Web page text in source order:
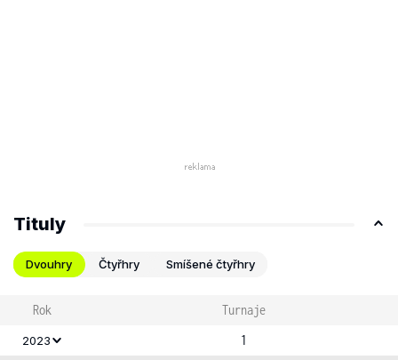
Tituly
Dvouhry Čtyřhry Smíšené čtyřhry
Rok Turnaje
2023
1